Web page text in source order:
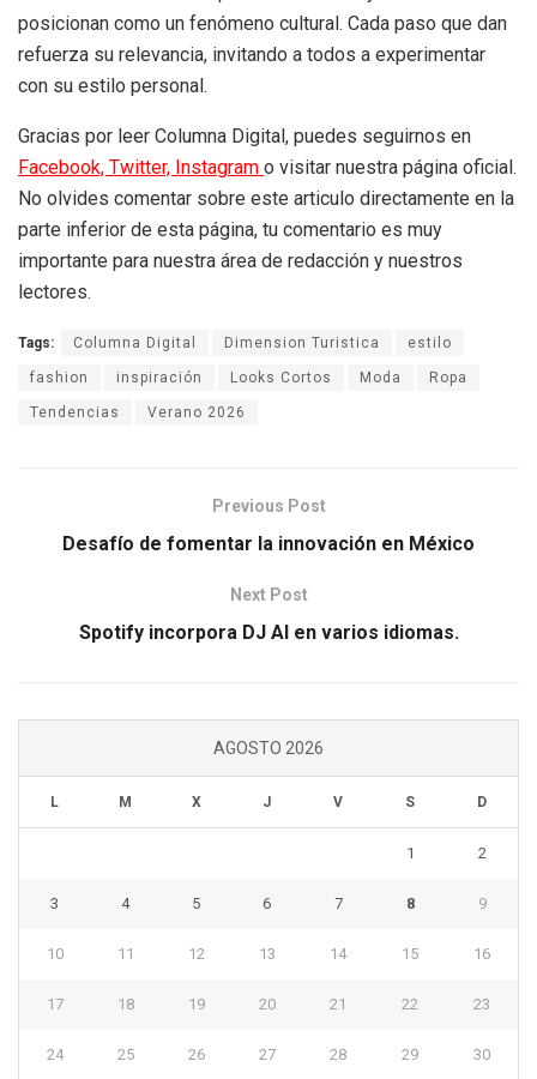
posicionan como un fenómeno cultural. Cada paso que dan
refuerza su relevancia, invitando a todos a experimentar
con su estilo personal.
Gracias por leer Columna Digital, puedes seguirnos en
Facebook, Twitter, Instagram o visitar nuestra página oficial.
No olvides comentar sobre este articulo directamente en la
parte inferior de esta página, tu comentario es muy
importante para nuestra área de redacción y nuestros
lectores.
Tags: Columna Digital Dimension Turistica estilo
fashion inspiración Looks Cortos Moda Ropa
Tendencias Verano 2026
Previous Post
Desafío de fomentar la innovación en México
Next Post
Spotify incorpora DJ AI en varios idiomas.
AGOSTO 2026
L M X J V S D
1 2
3 4 5 6 7 8 9
10 11 12 13 14 15 16
17 18 19 20 21 22 23
24 25 26 27 28 29 30